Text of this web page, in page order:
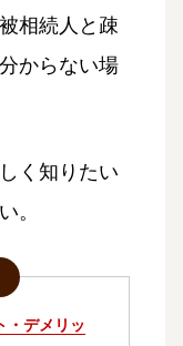
相続人と疎
からない場
く知りたい
。
・デメリッ